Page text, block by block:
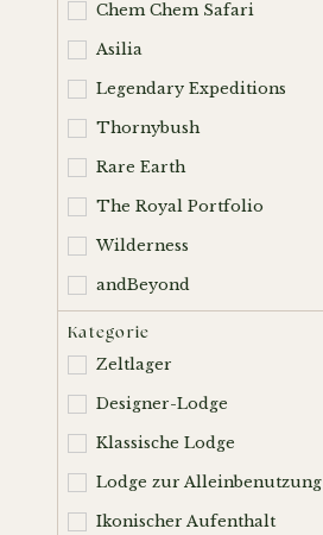
Chem Chem Safari
Asilia
Legendary Expeditions
Thornybush
Rare Earth
The Royal Portfolio
Wilderness
andBeyond
Kategorie
Zeltlager
Designer-Lodge
Klassische Lodge
Lodge zur Alleinbenutzung
Ikonischer Aufenthalt